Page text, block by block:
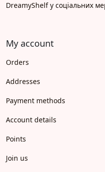
DreamyShelf у соціальних
My account
Orders
Addresses
Payment methods
Account details
Points
Join us